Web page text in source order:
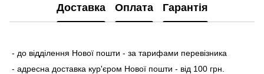
Доставка Оплата Гарантія
- до відділення Нової пошти - за тарифами перевізника
- адресна доставка кур'єром Нової пошти - від 100 грн.